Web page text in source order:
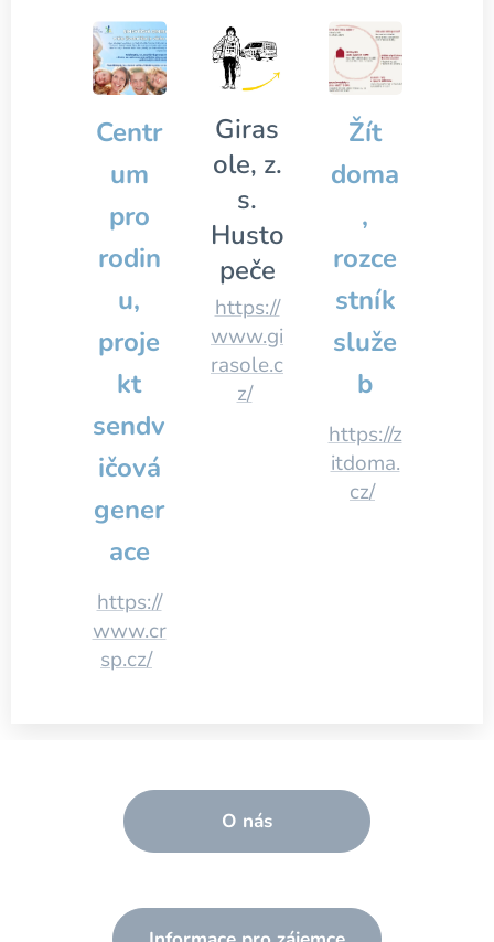
Centr
um
pro
rodin
u,
proje
kt
sendv
ičová
gener
ace
https://
www.cr
sp.cz/
Giras
ole, z.
s.
Husto
peče
https://
www.gi
rasole.c
z/
Žít
doma
,
rozce
stník
služe
b
https://z
itdoma.
cz/
O nás